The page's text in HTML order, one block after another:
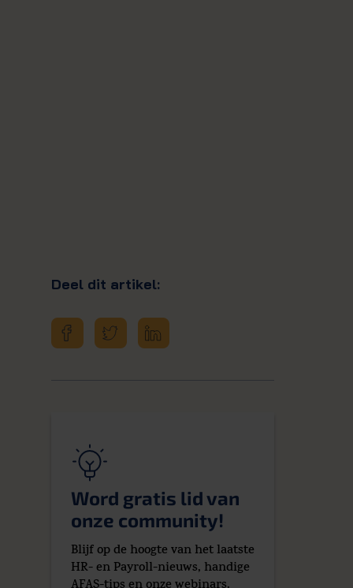
Deel dit artikel:
Word gratis lid van
onze community!
Blijf op de hoogte van het laatste
HR- en Payroll-nieuws, handige